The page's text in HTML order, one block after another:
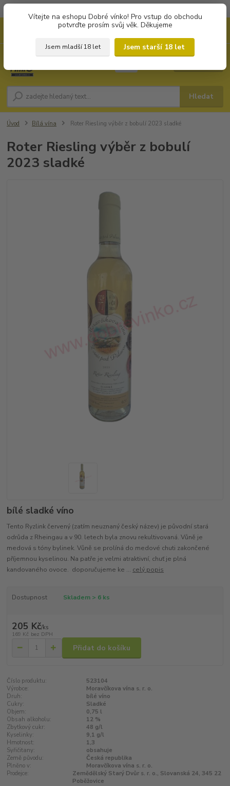
Vítejte na eshopu Dobré vínko! Pro vstup do obchodu
potvrďte prosím svůj věk. Děkujeme
Jsem mladší 18 let
Jsem starší 18 let
Hledat
Úvod Bílá vína Roter Riesling výběr z bobulí 2023 sladké
Roter Riesling výběr z bobulí
2023 sladké
bílé sladké víno
Tento Ryzlink červený (zatím neuznaný český název) je původní stará
odrůda z Rheingau a v 90. letech byla znovu rekultivovaná. Vůně je
medová s tóny bylinek. Vůně se prolíná do medové chuti zakončené
příjemnou kyselinou. Na patře je velmi atraktivní, chuť je plná
kandovaného ovoce. doporučujeme ke ... celý popis
Dostupnost Skladem > 6 ks
205 Kč/ks
169 Kč bez DPH
Přidat do košíku
Číslo produktu:
523104
Výrobce:
Moravčíkova vína s. r. o.
Druh:
bílé víno
Cukry:
Sladké
Objem:
0,75 l
Obsah alkoholu:
12 %
Zbytkový cukr:
48 g/l
Kyselinky:
9,1 g/l
Hmotnost:
1,3
Syřičitany:
obsahuje
Země původu:
Česká republika
Plněno v:
Moravčíkova vína s. r. o.
Prodejce:
Zemědělský Starý Dvůr s. r. o., Slovanská 24, 345 22
Poběžovice